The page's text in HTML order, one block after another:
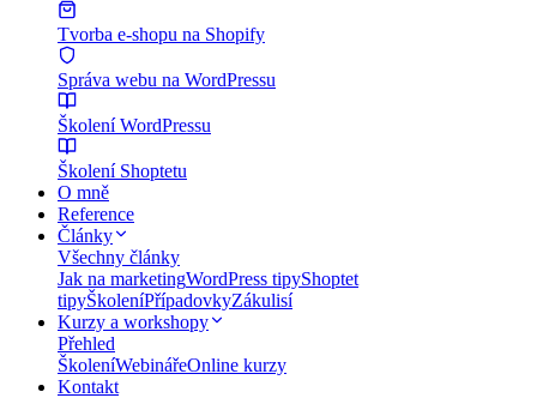
Tvorba e-shopu na Shopify
Správa webu na WordPressu
Školení WordPressu
Školení Shoptetu
O mně
Reference
Články
Všechny články
Jak na marketingWordPress tipyShoptet
tipyŠkoleníPřípadovkyZákulisí
Kurzy a workshopy
Přehled
ŠkoleníWebinářeOnline kurzy
Kontakt